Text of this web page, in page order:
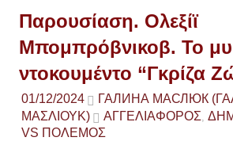
Παρουσίαση. Ολεξίϊ
Μπομπρόβνικοβ. Το
ντοκουμέντο “Γκρίζα
01/12/2024
ГАЛИНА МАСЛЮК
ΜΑΣΛΙΟΎΚ)
ΑΓΓΕΛΙΑΦΟΡΟΣ
VS ΠΟΛΕΜΟΣ